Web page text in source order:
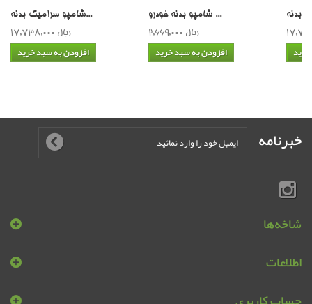
شامپو سرامیک بدنه...
17,738,000 ریال
افزودن به سبد خرید
شامپو بدنه خودرو ...
2,669,000 ریال
افزودن به سبد خرید
خبرنامه
شاخه‌ها
اطلاعات